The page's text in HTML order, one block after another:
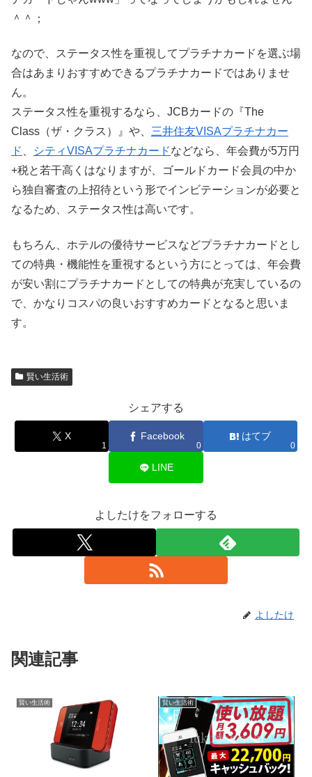
＾＾；
なので、ステータス性を重視してプラチナカードを選ぶ場
合はあまりおすすめできるプラチナカードではありませ
ん。
ステータス性を重視するなら、JCBカードの『The
Class（ザ・クラス）』や、 三井住友VISAプラチナカー
ド
シティVISAプラチナカードなどなら、年会費が5万円
+税と若干高くはなりますが、ゴールドカード会員の中か
ら独自審査の上招待という形でインビテーションが必要と
なるため、ステータス性は高いです。
もちろん、ホテルの優待サービスなどプラチナカードとし
ての特典・機能性を重視するという方にとっては、年会費
が安い割にプラチナカードとしての特典が充実しているの
で、かなりコスパの良いおすすめカードとなると思いま
す。
賢い生活術
シェアする
X
1
Facebook
0
はてブ
0
LINE
よしたけをフォローする
よしたけ
関連記事
賢い生活術 賢い生活術